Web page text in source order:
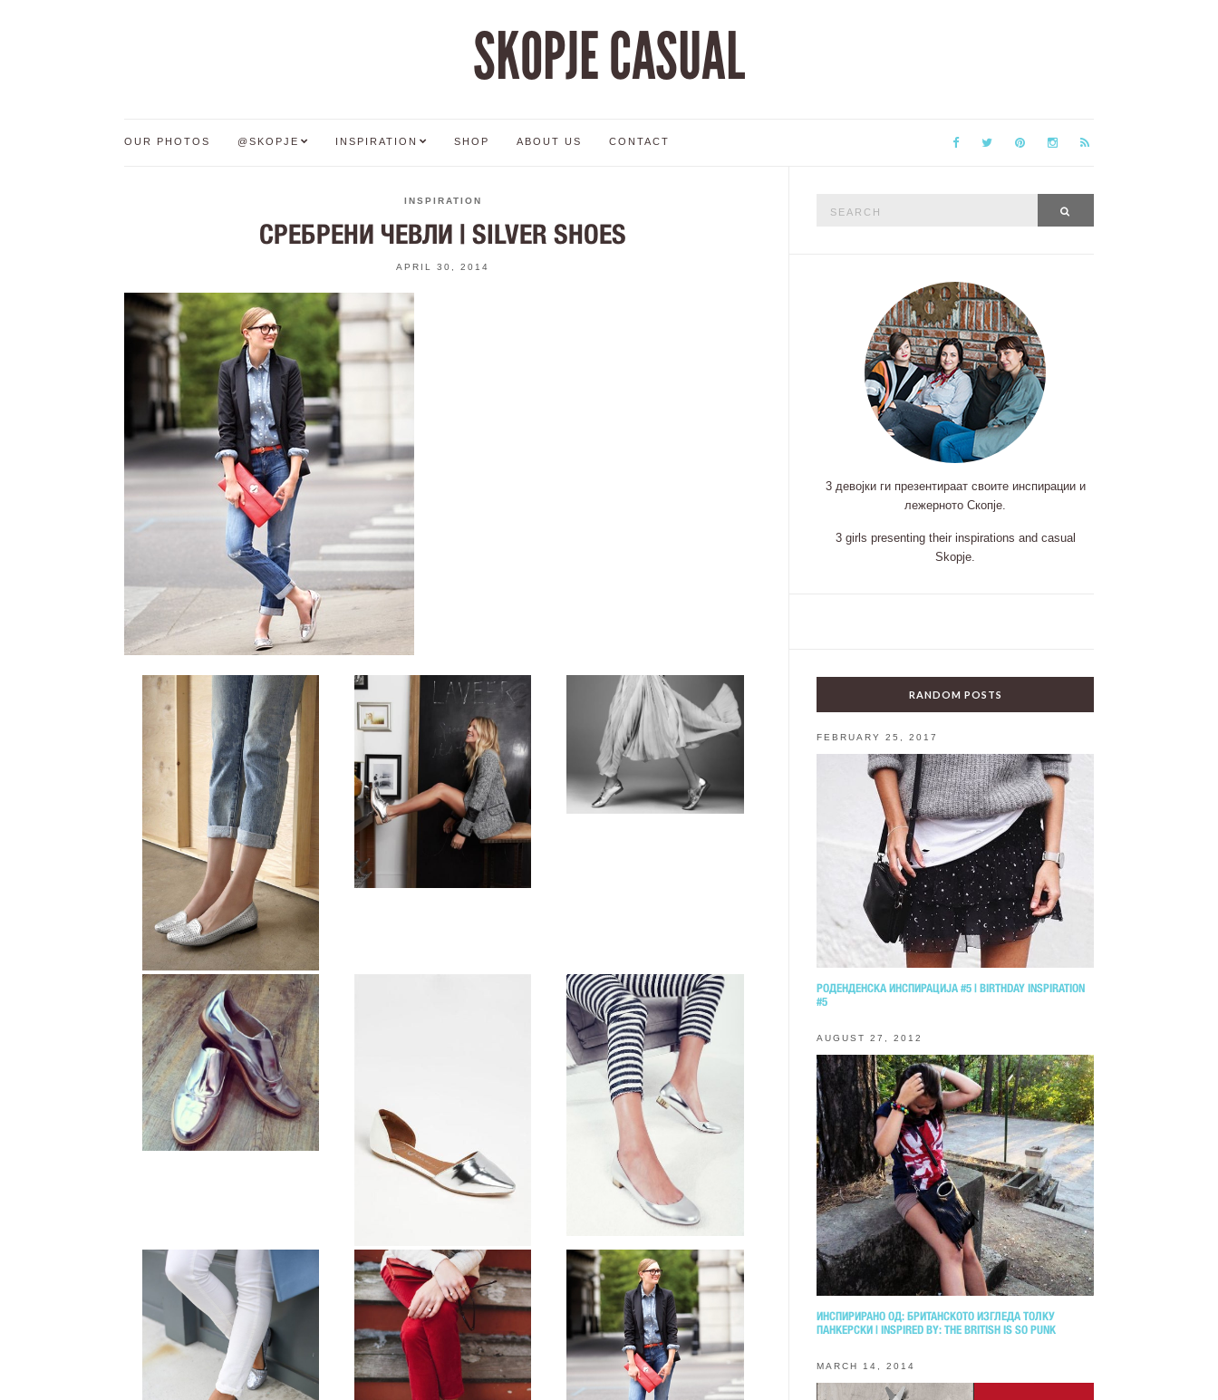
SKOPJE CASUAL
OUR PHOTOS @SKOPJE INSPIRATION SHOP ABOUT US CONTACT
INSPIRATION
СРЕБРЕНИ ЧЕВЛИ | SILVER SHOES
APRIL 30, 2014
3 девојки ги презентираат своите инспирации и
лежерното Скопје.
3 girls presenting their inspirations and casual
Skopje.
RANDOM POSTS
FEBRUARY 25, 2017
РОДЕНДЕНСКА ИНСПИРАЦИЈА #5 | BIRTHDAY INSPIRATION
#5
AUGUST 27, 2012
ИНСПИРИРАНО ОД: БРИТАНСКОТО ИЗГЛЕДА ТОЛКУ
ПАНКЕРСКИ | INSPIRED BY: THE BRITISH IS SO PUNK
MARCH 14, 2014